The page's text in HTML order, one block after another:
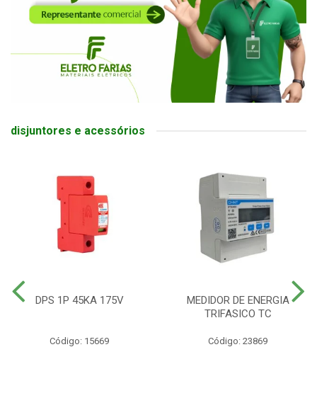
disjuntores e acessórios
DPS 1P 45KA 175V
Código: 15669
MEDIDOR DE ENERGIA
TRIFASICO TC
Código: 23869